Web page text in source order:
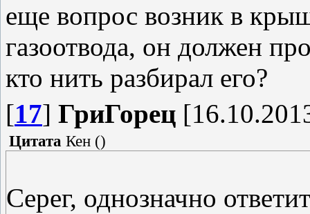
еще вопрос возник в
газоотвода, он должен
кто нить разбирал его?
[17] ГриГорец
Цитата Кен ()
Серег, однозначно